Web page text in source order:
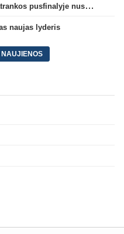
Persvaros neišsaugojusi „Gintra“ atrankos pusfinalyje nusileido Škotijos čempionėms
naujas lyderis
NAUJIENOS